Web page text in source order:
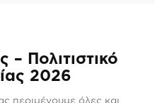
Πολιτιστικό
2026
περιμένουμε όλες και